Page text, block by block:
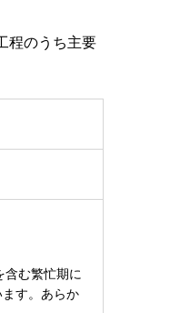
程のうち主要
含む繁忙期に
す。あらか